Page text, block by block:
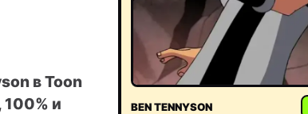
в Toon
100% и
BEN TENNYSON